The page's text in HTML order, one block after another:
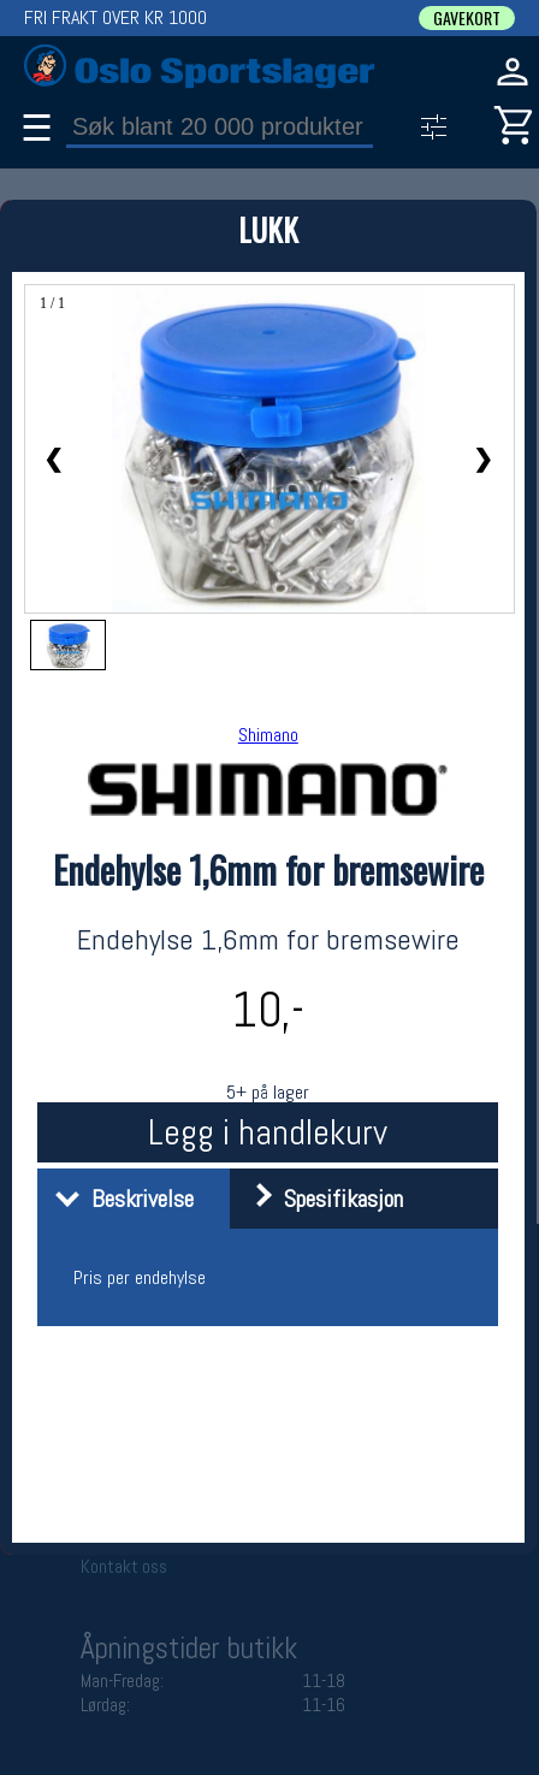
LUKK
1 / 1
❮ ❯
Shimano
Endehylse 1,6mm for bremsewire
Endehylse 1,6mm for bremsewire
10,-
5+ på lager
Legg i handlekurv
Beskrivelse Spesifikasjon
Pris per endehylse
FRI FRAKT OVER KR 1000 GAVEKORT
☰
PRODUKT
Produkter (1)
Bruk filter til å spisse søket
Shimano
kr 10
Om oss
Kontakt oss
Åpningstider butikk
Man-Fredag:
11-18
Lørdag:
11-16